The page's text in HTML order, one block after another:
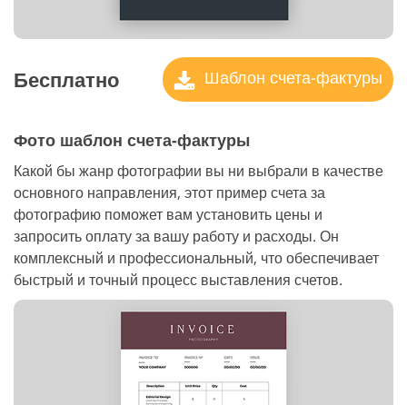
Бесплатно Шаблон счета-фактуры
Фото шаблон счета-фактуры
Какой бы жанр фотографии вы ни выбрали в качестве
основного направления, этот пример счета за
фотографию поможет вам установить цены и
запросить оплату за вашу работу и расходы. Он
комплексный и профессиональный, что обеспечивает
быстрый и точный процесс выставления счетов.